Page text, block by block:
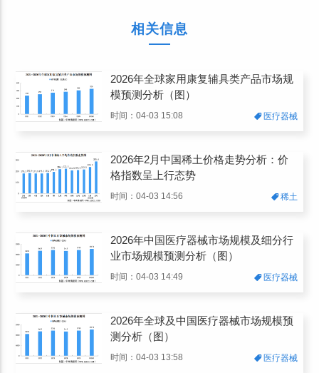
相关信息
2026年全球家用康复辅具类产品市场规
模预测分析（图）
时间：04-03 15:08 医疗器械
2026年2月中国稀土价格走势分析：价
格指数呈上行态势
时间：04-03 14:56 稀土
2026年中国医疗器械市场规模及细分行
业市场规模预测分析（图）
时间：04-03 14:49 医疗器械
2026年全球及中国医疗器械市场规模预
测分析（图）
时间：04-03 13:58 医疗器械